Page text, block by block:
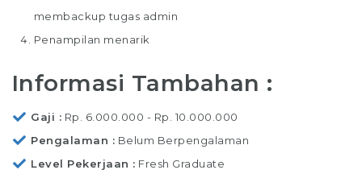
membackup tugas admin
Penampilan menarik
Informasi Tambahan :
Gaji
Rp. 6.000.000 - Rp. 10.000.000
Pengalaman
Belum Berpengalaman
Level Pekerjaan
Fresh Graduate